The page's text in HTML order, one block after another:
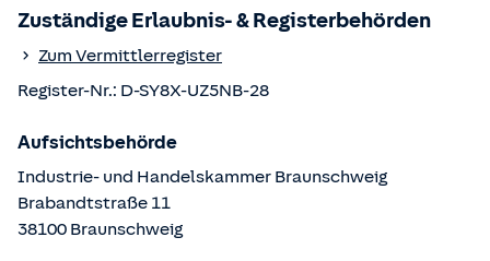
Zuständige Erlaubnis- & Registerbehörden
Zum Vermittlerregister
Register-Nr.: D-SY8X-UZ5NB-28
Aufsichtsbehörde
Industrie- und Handelskammer Braunschweig
Brabandtstraße 11
38100 Braunschweig